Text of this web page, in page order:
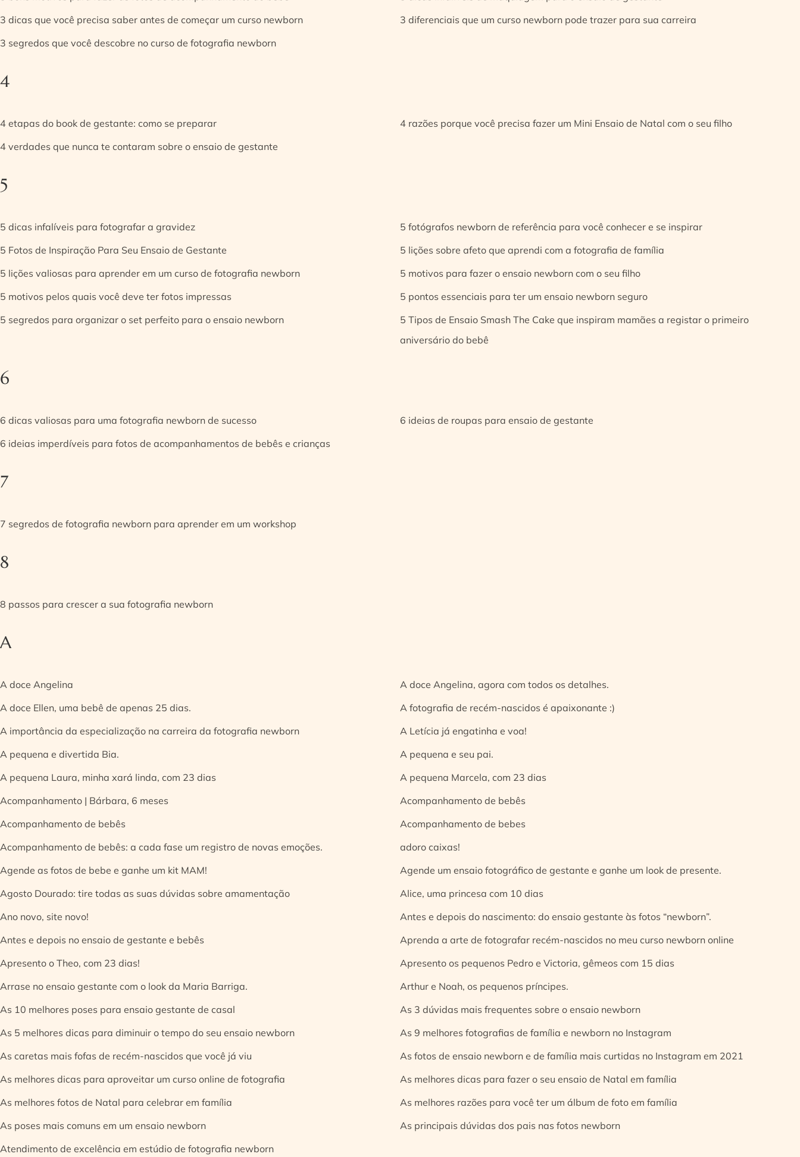
3 dicas que você precisa saber antes de começar um curso newborn
3 diferenciais que um curso newborn pode trazer para sua carreira
3 segredos que você descobre no curso de fotografia newborn
4
4 etapas do book de gestante: como se preparar
4 razões porque você precisa fazer um Mini Ensaio de Natal com o seu filho
4 verdades que nunca te contaram sobre o ensaio de gestante
5
5 dicas infalíveis para fotografar a gravidez
5 fotógrafos newborn de referência para você conhecer e se inspirar
5 Fotos de Inspiração Para Seu Ensaio de Gestante
5 lições sobre afeto que aprendi com a fotografia de família
5 lições valiosas para aprender em um curso de fotografia newborn
5 motivos para fazer o ensaio newborn com o seu filho
5 motivos pelos quais você deve ter fotos impressas
5 pontos essenciais para ter um ensaio newborn seguro
5 segredos para organizar o set perfeito para o ensaio newborn
5 Tipos de Ensaio Smash The Cake que inspiram mamães a registar o primeiro
aniversário do bebê
6
6 dicas valiosas para uma fotografia newborn de sucesso
6 ideias de roupas para ensaio de gestante
6 ideias imperdíveis para fotos de acompanhamentos de bebês e crianças
7
7 segredos de fotografia newborn para aprender em um workshop
8
8 passos para crescer a sua fotografia newborn
A
A doce Angelina
A doce Angelina, agora com todos os detalhes.
A doce Ellen, uma bebê de apenas 25 dias.
A fotografia de recém-nascidos é apaixonante :)
A importância da especialização na carreira da fotografia newborn
A Letícia já engatinha e voa!
A pequena e divertida Bia.
A pequena e seu pai.
A pequena Laura, minha xará linda, com 23 dias
A pequena Marcela, com 23 dias
Acompanhamento | Bárbara, 6 meses
Acompanhamento de bebês
Acompanhamento de bebês
Acompanhamento de bebes
Acompanhamento de bebês: a cada fase um registro de novas emoções.
adoro caixas!
Agende as fotos de bebe e ganhe um kit MAM!
Agende um ensaio fotográfico de gestante e ganhe um look de presente.
Agosto Dourado: tire todas as suas dúvidas sobre amamentação
Alice, uma princesa com 10 dias
Ano novo, site novo!
Antes e depois do nascimento: do ensaio gestante às fotos “newborn”.
Antes e depois no ensaio de gestante e bebês
Aprenda a arte de fotografar recém-nascidos no meu curso newborn online
Apresento o Theo, com 23 dias!
Apresento os pequenos Pedro e Victoria, gêmeos com 15 dias
Arrase no ensaio gestante com o look da Maria Barriga.
Arthur e Noah, os pequenos príncipes.
As 10 melhores poses para ensaio gestante de casal
As 3 dúvidas mais frequentes sobre o ensaio newborn
As 5 melhores dicas para diminuir o tempo do seu ensaio newborn
As 9 melhores fotografias de família e newborn no Instagram
As caretas mais fofas de recém-nascidos que você já viu
As fotos de ensaio newborn e de família mais curtidas no Instagram em 2021
As melhores dicas para aproveitar um curso online de fotografia
As melhores dicas para fazer o seu ensaio de Natal em família
As melhores fotos de Natal para celebrar em família
As melhores razões para você ter um álbum de foto em família
As poses mais comuns em um ensaio newborn
As principais dúvidas dos pais nas fotos newborn
Atendimento de excelência em estúdio de fotografia newborn